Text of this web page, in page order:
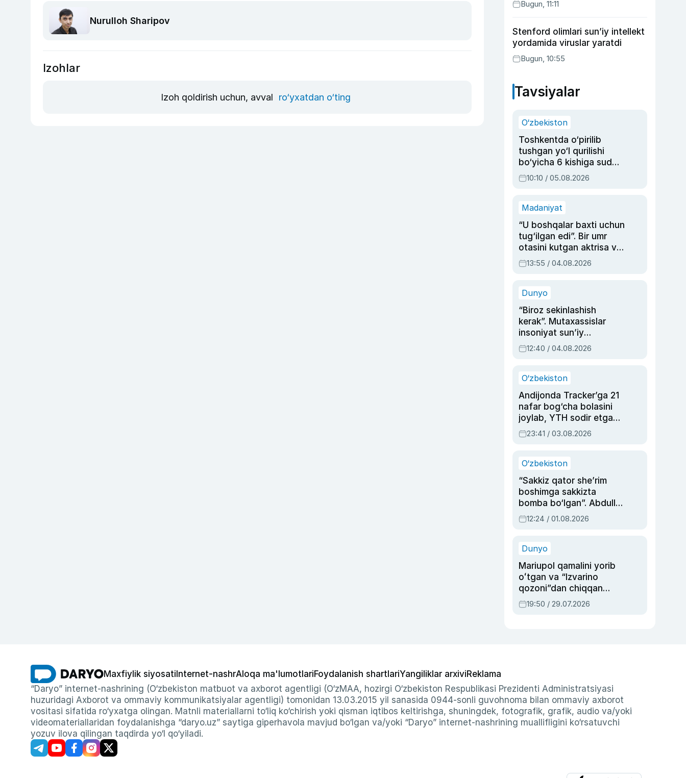
Nurulloh Sharipov
Izohlar
Izoh qoldirish uchun, avval ro‘yxatdan o‘ting
Bugun, 11:11
Stenford olimlari sun’iy intellekt
yordamida viruslar yaratdi
Bugun, 10:55
Tavsiyalar
O‘zbekiston
Toshkentda o‘pirilib
tushgan yo‘l qurilishi
bo‘yicha 6 kishiga sud
hukmi o‘qildi
10:10 / 05.08.2026
Madaniyat
“U boshqalar baxti uchun
tug‘ilgan edi”. Bir umr
otasini kutgan aktrisa va
dublyaj ustasi Rimma
Ahmedovaning
13:55 / 04.08.2026
Dunyo
“Biroz sekinlashish
kerak”. Mutaxassislar
insoniyat sun’iy
intellektni boshqara
olmay qolishidan xavotir
12:40 / 04.08.2026
O‘zbekiston
Andijonda Tracker’ga 21
nafar bog‘cha bolasini
joylab, YTH sodir etgan
ayolga sud hukmi o‘qildi
23:41 / 03.08.2026
O‘zbekiston
“Sakkiz qator she’rim
boshimga sakkizta
bomba bo‘lgan”. Abdulla
Oripovni siyosiy
ayblovlardan asrab
12:24 / 01.08.2026
Dunyo
Mariupol qamalini yorib
oʻtgan va “Izvarino
qozoni”dan chiqqan
qahramon — Ukraina
armiyasi bosh
19:50 / 29.07.2026
Maxfiylik siyosati Internet-nashrAloqa ma'lumotlariFoydalanish shartlariYangiliklar arxiviReklama
“Daryo” internet-nashrining (O‘zbekiston matbuot va axborot agentligi (O‘zMAA, hozirgi O‘zbekiston Respublikasi Prezidenti Administratsiyasi
huzuridagi Axborot va ommaviy kommunikatsiyalar agentligi) tomonidan 13.03.2015 yil sanasida 0944-sonli guvohnoma bilan ommaviy axborot
vositasi sifatida ro‘yxatga olingan. Matnli materiallarni to‘liq ko‘chirish yoki qisman iqtibos keltirishga, shuningdek, fotografik, grafik, audio va/yoki
videomateriallaridan foydalanishga “daryo.uz” saytiga giperhavola mavjud bo‘lgan va/yoki “Daryo” internet-nashrining muallifligini ko‘rsatuvchi
yozuv ilova qilingan taqdirda yo‘l qo‘yiladi.